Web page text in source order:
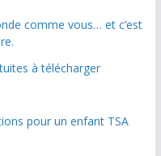
comme vous… et c’est
à télécharger
pour un enfant TSA